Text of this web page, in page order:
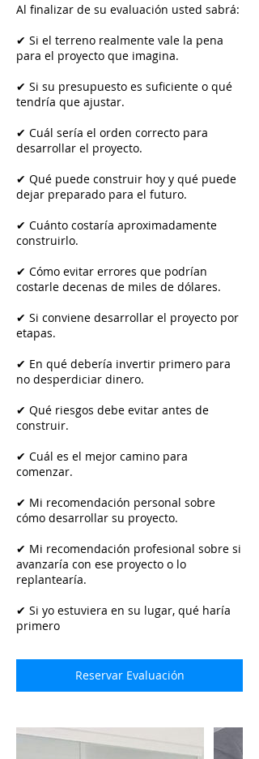
Al finalizar de su evaluación usted sabrá:
✔ Si el terreno realmente vale la pena
para el proyecto que imagina.
✔ Si su presupuesto es suficiente o qué
tendría que ajustar.
✔ Cuál sería el orden correcto para
desarrollar el proyecto.
✔ Qué puede construir hoy y qué puede
dejar preparado para el futuro.
✔ Cuánto costaría aproximadamente
construirlo.
✔ Cómo evitar errores que podrían
costarle decenas de miles de dólares.
✔ Si conviene desarrollar el proyecto por
etapas.
✔ En qué debería invertir primero para
no desperdiciar dinero.
✔ Qué riesgos debe evitar antes de
construir.
✔ Cuál es el mejor camino para
comenzar.
✔ Mi recomendación personal sobre
cómo desarrollar su proyecto.
✔ Mi recomendación profesional sobre si
avanzaría con ese proyecto o lo
replantearía.
✔ Si yo estuviera en su lugar, qué haría
primero
Reservar Evaluación